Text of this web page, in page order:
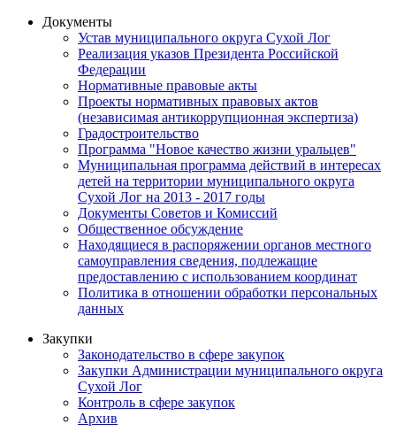
Документы
Устав муниципального округа Сухой Лог
Реализация указов Президента Российской
Федерации
Нормативные правовые акты
Проекты нормативных правовых актов
(независимая антикоррупционная экспертиза)
Градостроительство
Программа "Новое качество жизни уральцев"
Муниципальная программа действий в интересах
детей на территории муниципального округа
Сухой Лог на 2013 - 2017 годы
Документы Советов и Комиссий
Общественное обсуждение
Находящиеся в распоряжении органов местного
самоуправления сведения, подлежащие
предоставлению с использованием координат
Политика в отношении обработки персональных
данных
Закупки
Законодательство в сфере закупок
Закупки Администрации муниципального округа
Сухой Лог
Контроль в сфере закупок
Архив